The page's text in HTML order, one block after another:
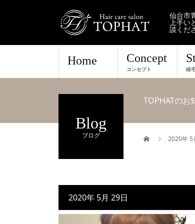
仙台市
上手い
談くだ
Home Concept
コンセプト 縮
Blog
ブログ
TOPHATのお
2020年 5
2020年 5月 29日